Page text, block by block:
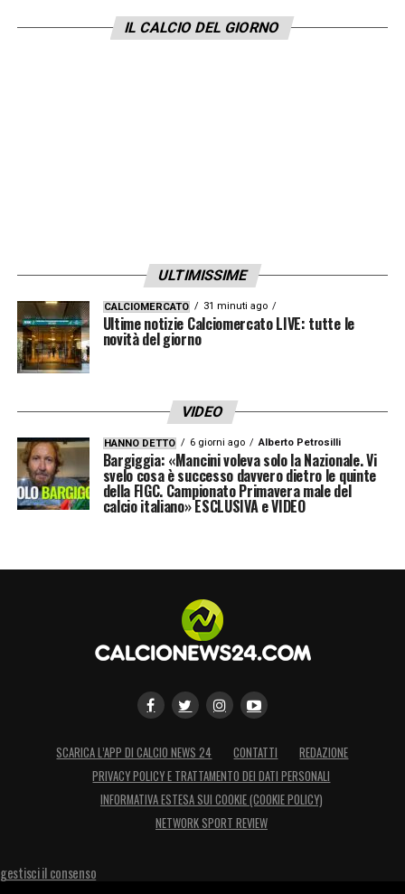
già circolati diCambiaso,Marcandalli
eMiretti.
LA PLAYLIST DELLE NOSTRE TOP NEWS
IL CALCIO DEL GIORNO
ULTIMISSIME
CALCIOMERCATO 31 minuti ago
Ultime notizie Calciomercato LIVE: tutte le
novità del giorno
VIDEO
HANNO DETTO 6 giorni ago Alberto Petrosilli
Bargiggia: «Mancini voleva solo la Nazionale. Vi
svelo cosa è successo davvero dietro le quinte
della FIGC. Campionato Primavera male del
calcio italiano» ESCLUSIVA e VIDEO
SCARICA L’APP DI CALCIO NEWS 24 CONTATTI
REDAZIONE
PRIVACY POLICY E TRATTAMENTO DEI DATI PERSONALI
INFORMATIVA ESTESA SUI COOKIE (COOKIE POLICY)
NETWORK SPORT REVIEW
gestisci il consenso